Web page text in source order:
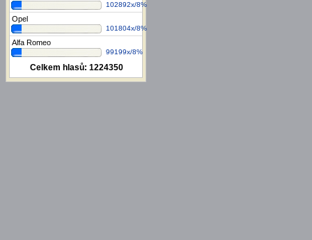
102892x/8%
Opel
101804x/8%
Alfa Romeo
99199x/8%
Celkem hlasů: 1224350